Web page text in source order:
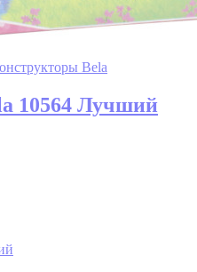
Bela
10564 Лучший